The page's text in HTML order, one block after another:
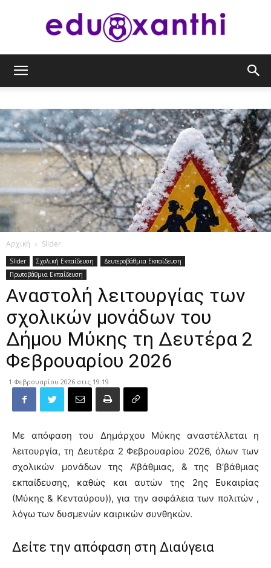
Αρχική Slider
Slider Σχολική Εκπαίδευση
Δευτεροβάθμια Εκπαίδευση
Πρωτοβάθμια Εκπαίδευση
Αναστολή λειτουργίας των
σχολικών μονάδων του
Δήμου Μύκης τη Δευτέρα 2
Φεβρουαρίου 2026
1 Φεβρουαρίου 2026 στις 19:19
Με απόφαση του Δημάρχου Μύκης αναστέλλεται η
λειτουργία, τη Δευτέρα 2 Φεβρουαρίου 2026, όλων των
σχολικών μονάδων της Α’βάθμιας, & της Β’βάθμιας
εκπαίδευσης, καθώς και αυτών της 2ης Ευκαιρίας
(Μύκης & Κενταύρου)), για την ασφάλεια των πολιτών ,
λόγω των δυσμενών καιρικών συνθηκών.
Δείτε την απόφαση στη Διαύγεια